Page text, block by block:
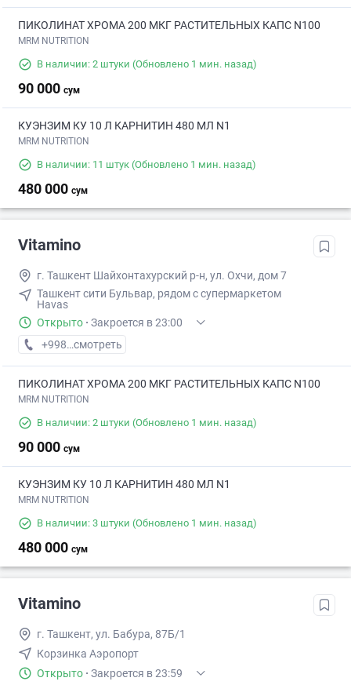
ПИКОЛИНАТ ХРОМА 200 МКГ РАСТИТЕЛЬНЫХ КАПС N100
MRM NUTRITION
В наличии: 2 штуки (Обновлено 1 мин. назад)
90 000 сум
КУЭНЗИМ КУ 10 Л КАРНИТИН 480 МЛ N1
MRM NUTRITION
В наличии: 11 штук (Обновлено 1 мин. назад)
480 000 сум
Vitamino
г. Ташкент Шайхонтахурский р-н, ул. Охчи, дом 7
Ташкент сити Бульвар, рядом с супермаркетом
Havas
Открыто · Закроется в 23:00
+998 (95) XXX-XX-XX
смотреть
ПИКОЛИНАТ ХРОМА 200 МКГ РАСТИТЕЛЬНЫХ КАПС N100
MRM NUTRITION
В наличии: 2 штуки (Обновлено 1 мин. назад)
90 000 сум
КУЭНЗИМ КУ 10 Л КАРНИТИН 480 МЛ N1
MRM NUTRITION
В наличии: 3 штуки (Обновлено 1 мин. назад)
480 000 сум
Vitamino
г. Ташкент, ул. Бабура, 87Б/1
Корзинка Аэропорт
Открыто · Закроется в 23:59